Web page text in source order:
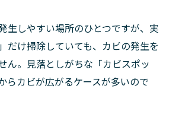
生しやすい場所のひとつですが、実
だけ掃除していても、カビの発生を
ん。見落としがちな「カビスポッ
らカビが広がるケースが多いので